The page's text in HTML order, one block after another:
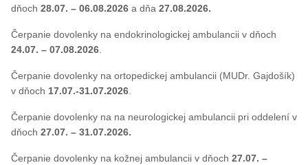
dňoch 28.07. – 06.08.2026 a dňa 27.08.2026.
Čerpanie dovolenky na endokrinologickej ambulancii v dňoch
24.07. – 07.08.2026.
Čerpanie dovolenky na ortopedickej ambulancii (MUDr. Gajdošík)
v dňoch 17.07.-31.07.2026.
Čerpanie dovolenky na na neurologickej ambulancii pri oddelení v
dňoch 27.07. – 31.07.2026.
Čerpanie dovolenky na kožnej ambulancii v dňoch 27.07. –